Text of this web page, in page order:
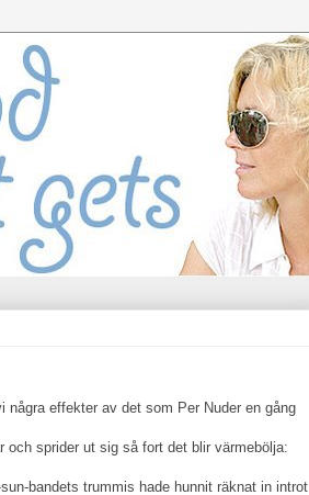
några effekter av det som Per Nuder en gång
och sprider ut sig så fort det blir värmebölja:
bandets trummis hade hunnit räknat in introt